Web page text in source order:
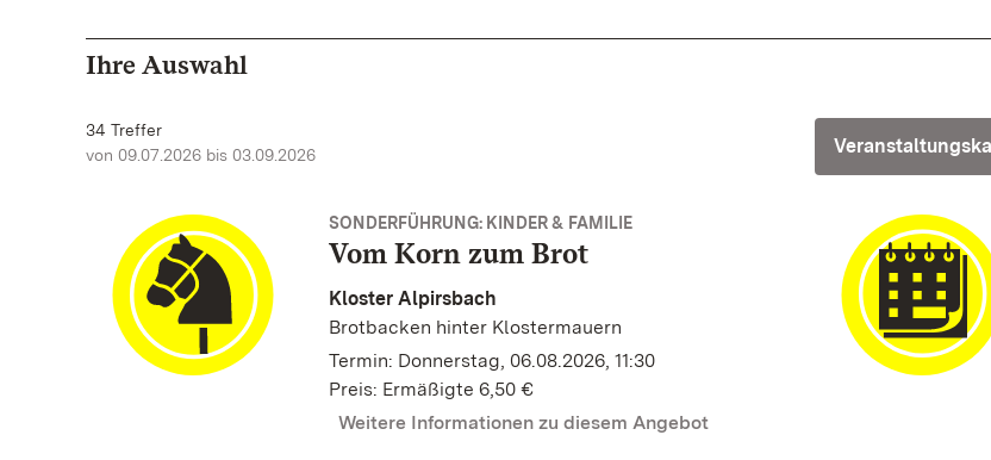
Ihre Auswahl
34 Treffer
von 09.07.2026 bis 03.09.2026
SONDERFÜHRUNG: KINDER & FAMILIE
Vom Korn zum Brot
Kloster Alpirsbach
Brotbacken hinter Klostermauern
Termin: Donnerstag, 06.08.2026, 11:30
Preis: Ermäßigte 6,50 €
Weitere Informationen zu diesem Angebot